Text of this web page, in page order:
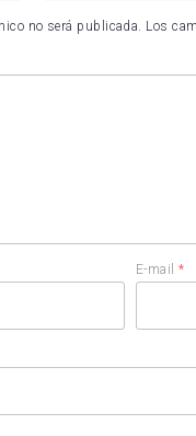
no será publicada. Los
E-mail*